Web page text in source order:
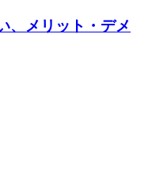
、メリット・デメ